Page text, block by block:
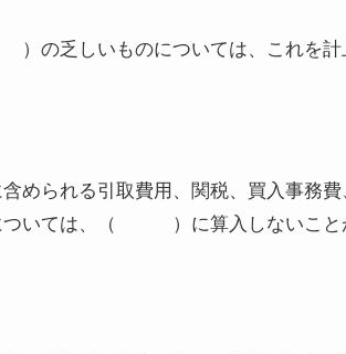
しいものについては、これを計上
められる引取費用、関税、買入事務
ついては、（ ）に算入しないこと